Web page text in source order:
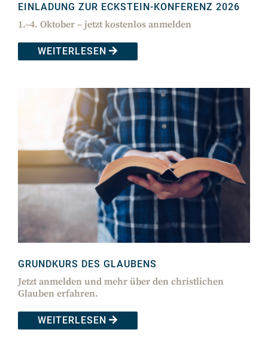
EINLADUNG ZUR ECKSTEIN-KONFERENZ 2026
1.–4. Oktober – jetzt kostenlos anmelden
WEITERLESEN
GRUNDKURS DES GLAUBENS
Jetzt anmelden und mehr über den christlichen
Glauben erfahren.
WEITERLESEN